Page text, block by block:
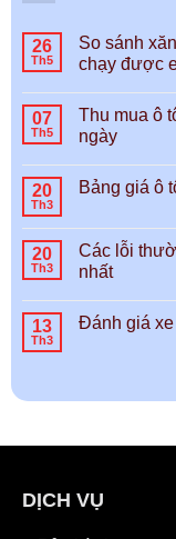
26
Th5
So sánh
chạy được
07
Th5
Thu mua ô
ngày
20
Th3
Bảng giá ô
20
Th3
Các lỗi
nhất
13
Th3
Đánh giá xe
DỊCH VỤ